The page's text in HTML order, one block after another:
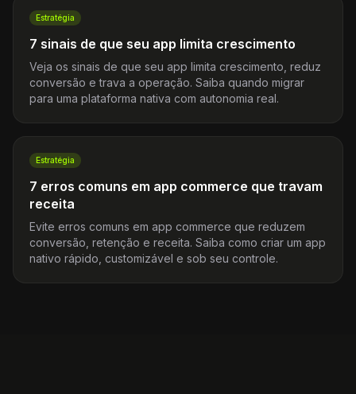
Estratégia
7 sinais de que seu app limita crescimento
Veja os sinais de que seu app limita crescimento, reduz
conversão e trava a operação. Saiba quando migrar
para uma plataforma nativa com autonomia real.
Estratégia
7 erros comuns em app commerce que travam
receita
Evite erros comuns em app commerce que reduzem
conversão, retenção e receita. Saiba como criar um app
nativo rápido, customizável e sob seu controle.